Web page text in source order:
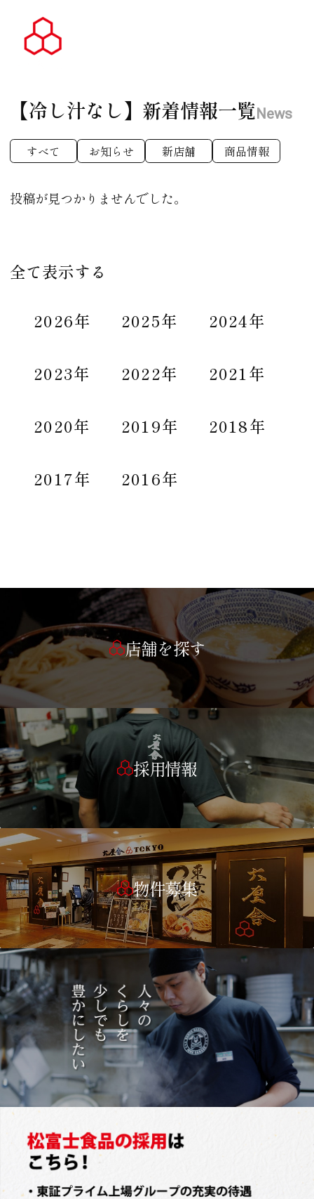
【冷し汁なし】 新着情報一覧 News
すべて お知らせ 新店舗 商品情報
投稿が見つかりませんでした。
全て表示する
2026年 2025年 2024年
2023年 2022年 2021年
2020年 2019年 2018年
2017年 2016年
店舗を探す
採用情報
物件募集